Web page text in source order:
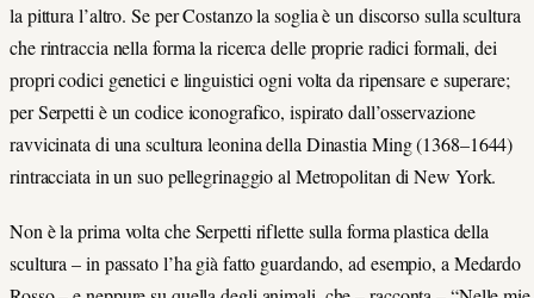
la pittura l’altro. Se per Costanzo la soglia è un discorso sulla scultura
che rintraccia nella forma la ricerca delle proprie radici formali, dei
propri codici genetici e linguistici ogni volta da ripensare e superare;
per Serpetti è un codice iconografico, ispirato dall’osservazione
ravvicinata di una scultura leonina della Dinastia Ming (1368–1644)
rintracciata in un suo pellegrinaggio al Metropolitan di New York.
Non è la prima volta che Serpetti riflette sulla forma plastica della
scultura – in passato l’ha già fatto guardando, ad esempio, a Medardo